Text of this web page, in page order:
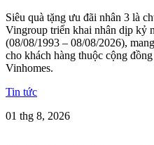
Siêu quà tặng ưu đãi nhân 3 là
Vingroup triển khai nhân dịp kỷ
(08/08/1993 – 08/08/2026),
cho khách hàng thuộc cộng
Vinhomes.
Tin tức
01 thg 8, 2026